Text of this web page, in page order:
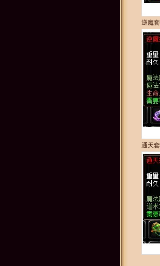
逆魔套
通天套